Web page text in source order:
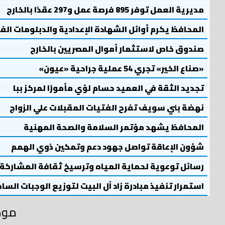
مديرية العمل توفر 895 فرصة عمل و297 عقدًا بالخارج
المحافظ يكرم أوائل الشهادة الإعدادية والدبلومات
صندوق خاص لاستثمار أموال المصريين بالخارج
«صناع الخير» تجري 54 عملية جراحية «عيون»
تجديد الثقة في العميد حسام لؤي مأمورًا لمركز ببا
نهضة بني سويف تفرح الفتيات المقبلات علي الزواج
المحافظ يشهد مؤتمر السلامة والصحة المهنية
شؤون الإعاقة تواصل جهود دعم وتمكين ذوي الهمم
رسائل توعوية لحماية المياه وترسيخ ثقافة المشاركة
استمرار تنفيذ مبادرة زاد آل البيت لتوزيع الوجبات